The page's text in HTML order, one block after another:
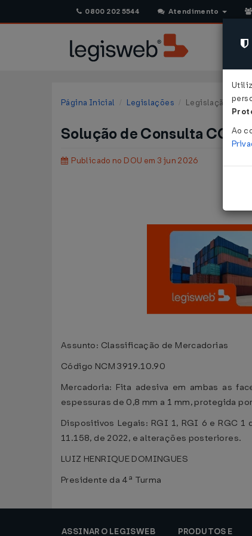
0800 202 5544 Atendimento
Página Inicial Legislações Legislação
Solução de Consulta
Publicado no DOU em 3 jun 2026
Assunto: Classificação de Mercadorias
Código NCM 3919.10.90
Mercadoria: Fita adesiva em ambas as
espessuras de 0,8 mm a 1 mm, protegida
Dispositivos Legais: RGI 1, RGI 6 e RGC 1
11.158, de 2022, e alterações posteriores.
LUIZ HENRIQUE DOMINGUES
Presidente da 4ª Turma
ASSINAR O LEGISWEB PRODUTOS E
Ao